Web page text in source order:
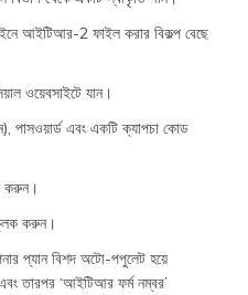
আইটিআর-2 ফাইল করার বিকল্প বেছে
ওয়েবসাইটে যান।
এবং একটি ক্যাপচা কোড
করুন।
করুন।
প্যান বিশদ অটো-পপুলেট হয়ে
তারপর ‘আইটিআর ফর্ম নম্বর’